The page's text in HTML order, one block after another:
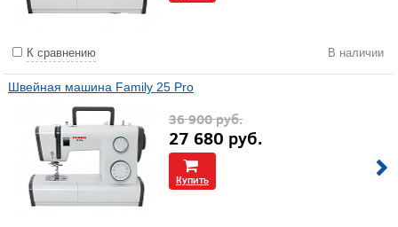
К сравнению В наличии
Швейная машина Family 25 Pro
36 900руб.
27 680 руб.
Купить